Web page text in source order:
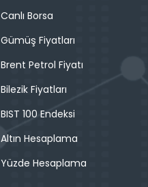
Canlı Borsa
Gümüş Fiyatları
Brent Petrol Fiyatı
Bilezik Fiyatları
BIST 100 Endeksi
Altın Hesaplama
Yüzde Hesaplama